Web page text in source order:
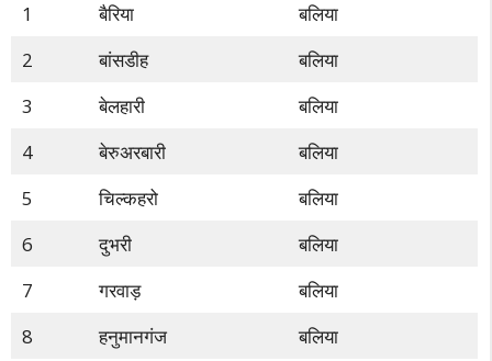
1
बैरिया
बलिया
2
बांसडीह
बलिया
3
बेलहारी
बलिया
4
बेरुअरबारी
बलिया
5
चिल्कहरो
बलिया
6
दुभरी
बलिया
7
गरवाड़
बलिया
8
हनुमानगंज
बलिया